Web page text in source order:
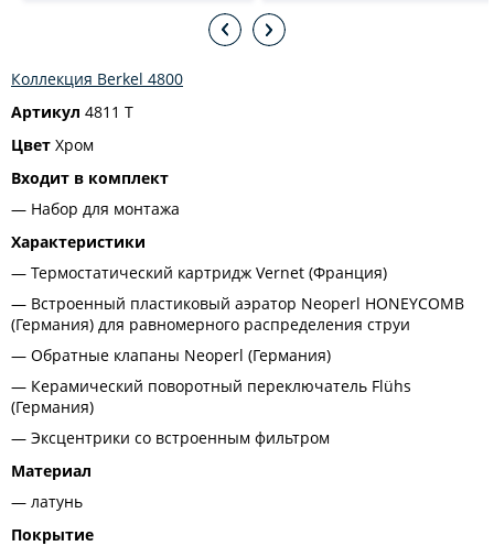
Коллекция Berkel 4800
Артикул 4811 T
Цвет Хром
Входит в комплект
Набор для монтажа
Характеристики
Термостатический картридж Vernet (Франция)
Встроенный пластиковый аэратор Neoperl HONEYCOMB
(Германия) для равномерного распределения струи
Обратные клапаны Neoperl (Германия)
Керамический поворотный переключатель Flühs
(Германия)
Эксцентрики со встроенным фильтром
Материал
латунь
Покрытие